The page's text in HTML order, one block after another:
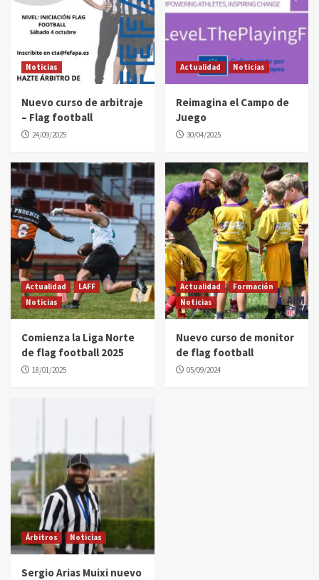
Noticias
Nuevo curso de arbitraje
– Flag football
24/09/2025
Actualidad Noticias
Reimagina el Campo de
Juego
30/04/2025
Actualidad
LAFF
Noticias
Comienza la Liga Norte
de flag football 2025
18/01/2025
Actualidad
Formación
Noticias
Nuevo curso de monitor
de flag football
05/09/2024
Árbitros Noticias
Sergio Arias Muixi nuevo